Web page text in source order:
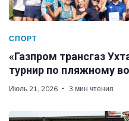
СПОРТ
«Газпром трансгаз
турнир по пляжному
Июль 21, 2026 3 мин чтения